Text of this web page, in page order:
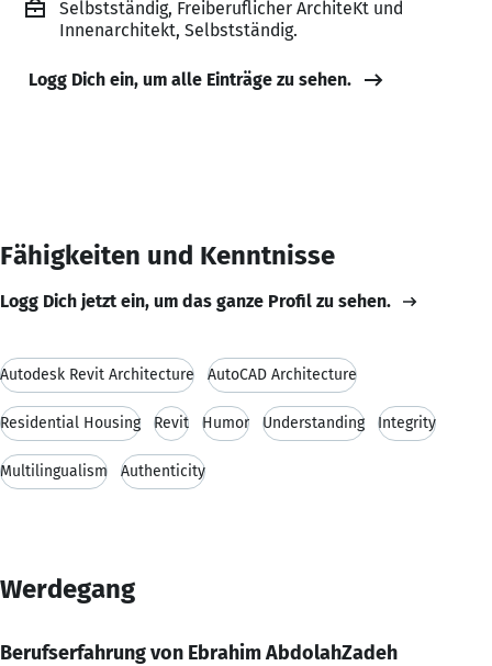
Selbstständig, Freiberuflicher ArchiteKt und
Innenarchitekt, Selbstständig.
Logg Dich ein, um alle Einträge zu sehen.
Fähigkeiten und Kenntnisse
Logg Dich jetzt ein, um das ganze Profil zu sehen.
Autodesk Revit Architecture AutoCAD Architecture
Residential Housing Revit Humor Understanding Integrity
Multilingualism Authenticity
Werdegang
Berufserfahrung von Ebrahim AbdolahZadeh